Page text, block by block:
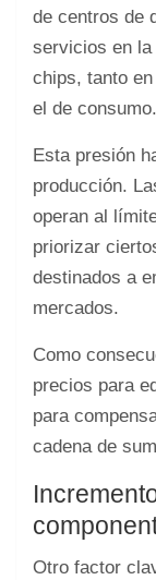
de centros de
servicios en la
chips, tanto
el de consumo.
Esta presión
producción.
operan al
priorizar
destinados a
mercados.
Como
precios para
para
cadena de
Otro factor